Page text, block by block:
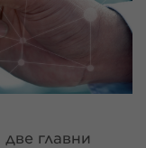
главни